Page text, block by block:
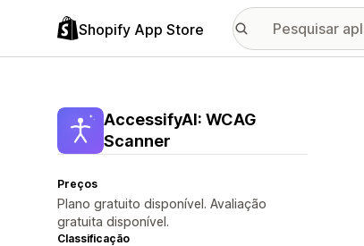
Shopify App Store
AccessifyAI: WCAG
Scanner
Preços
Plano gratuito disponível. Avaliação
gratuita disponível.
Classificação